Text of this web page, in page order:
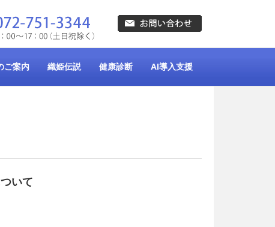
ご案内 織姫伝説 健康診断 AI導入支援
いて